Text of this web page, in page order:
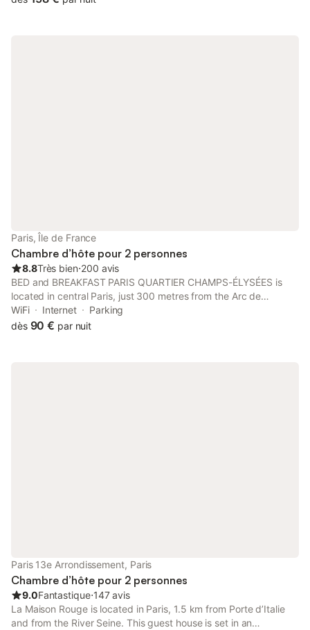
Paris, Île de France
Chambre d’hôte pour 2 personnes
8.8Très bien⋅200 avis
BED and BREAKFAST PARIS QUARTIER CHAMPS-ÉLYSÉES is
located in central Paris, just 300 metres from the Arc de
Triomphe and Champs-Elysées. It is set in a 19th century
building and offers free Wi-Fi internet access.
WiFi Internet
Parking
dès 90 € par nuit
Paris 13e Arrondissement, Paris
Chambre d’hôte pour 2 personnes
9.0Fantastique⋅147 avis
La Maison Rouge is located in Paris, 1.5 km from Porte d’Italie
and from the River Seine. This guest house is set in an